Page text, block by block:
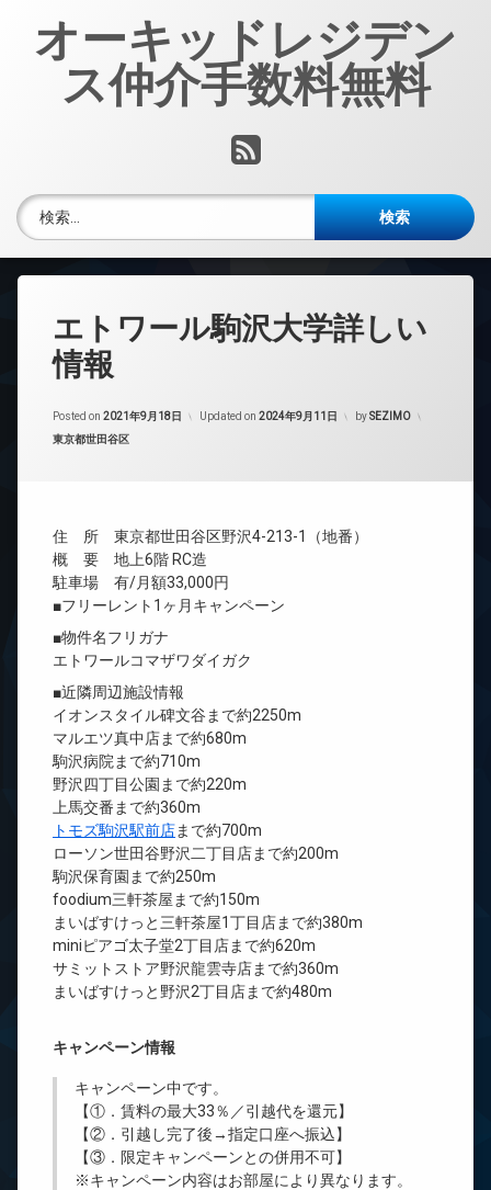
オーキッドレジデン
ス仲介手数料無料
RSS
検索:
エトワール駒沢大学詳しい
情報
Posted on 2021年9月18日 Updated on 2024年9月11日 bySEZIMO
カテゴリー:
東京都世田谷区
住 所 東京都世田谷区野沢4-213-1（地番）
概 要 地上6階 RC造
駐車場 有/月額33,000円
■フリーレント1ヶ月キャンペーン
■物件名フリガナ
エトワールコマザワダイガク
■近隣周辺施設情報
イオンスタイル碑文谷まで約2250m
マルエツ真中店まで約680m
駒沢病院まで約710m
野沢四丁目公園まで約220m
上馬交番まで約360m
トモズ駒沢駅前店まで約700m
ローソン世田谷野沢二丁目店まで約200m
駒沢保育園まで約250m
foodium三軒茶屋まで約150m
まいばすけっと三軒茶屋1丁目店まで約380m
miniピアゴ太子堂2丁目店まで約620m
サミットストア野沢龍雲寺店まで約360m
まいばすけっと野沢2丁目店まで約480m
キャンペーン情報
キャンペーン中です。
【①．賃料の最大33％／引越代を還元】
【②．引越し完了後→指定口座へ振込】
【③．限定キャンペーンとの併用不可】
※キャンペーン内容はお部屋により異なります。